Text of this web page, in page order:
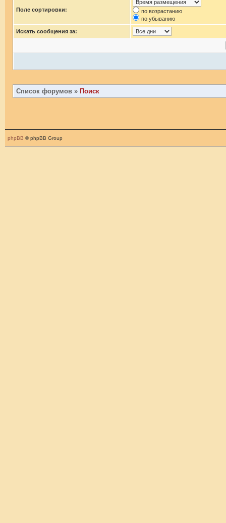
Поле сортировки:
по возрастанию
по убыванию
Искать сообщения за:
Список форумов » Поиск
phpBB © phpBB Group